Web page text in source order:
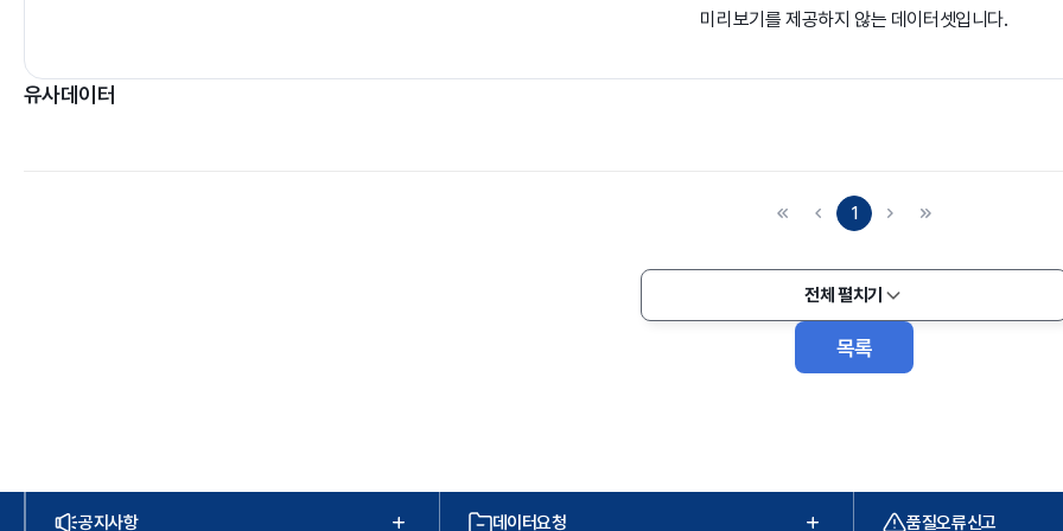
미리보기를 제공하지 않는 데이터셋입니다.
유사데이터
1
전체 펼치기
목록
공지사항 데이터요청 품질오류신고